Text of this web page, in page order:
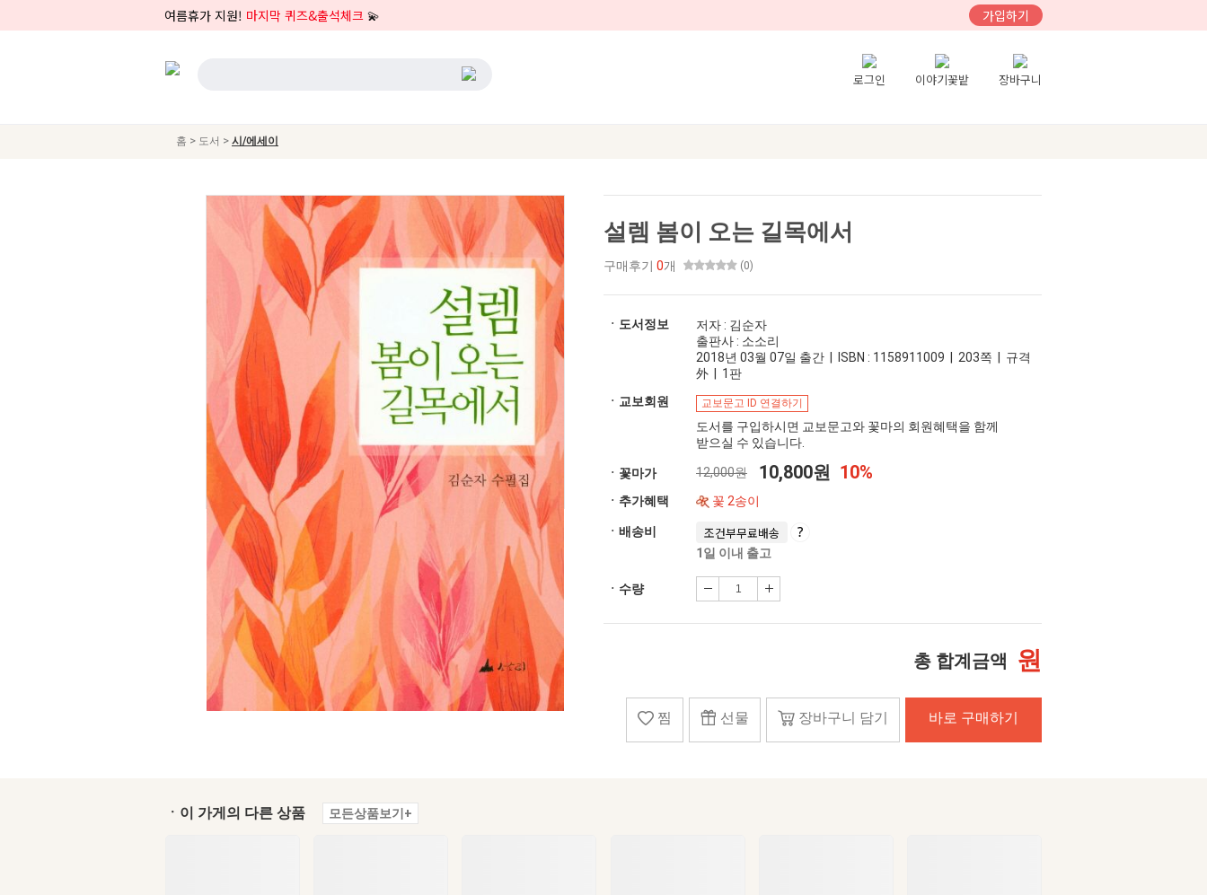
여름휴가 지원! 마지막 퀴즈&출석체크 💫 가입하기
로그인 이야기꽃밭 장바구니
홈 > 도서 > 시/에세이
설렘 봄이 오는 길목에서
구매후기 0개 (0)
ㆍ도서정보
저자 : 김순자
출판사 : 소소리
2018년 03월 07일 출간 | ISBN : 1158911009 | 203쪽 | 규격
外 | 1판
ㆍ교보회원
교보문고 ID 연결하기
도서를 구입하시면 교보문고와 꽃마의 회원혜택을 함께
받으실 수 있습니다.
ㆍ꽃마가 12,000원 10,800원 10%
ㆍ추가혜택 꽃 2송이
ㆍ배송비 조건부무료배송
1일 이내 출고
ㆍ수량
총 합계금액 원
찜 선물 장바구니 담기 바로 구매하기
ㆍ이 가게의 다른 상품 모든상품보기+